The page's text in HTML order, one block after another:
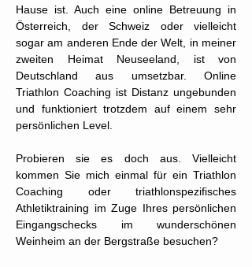
Hause ist. Auch eine online Betreuung in
Österreich, der Schweiz oder vielleicht
sogar am anderen Ende der Welt, in meiner
zweiten Heimat Neuseeland, ist von
Deutschland aus umsetzbar. Online
Triathlon Coaching ist Distanz ungebunden
und funktioniert trotzdem auf einem sehr
persönlichen Level.
Probieren sie es doch aus. Vielleicht
kommen Sie mich einmal für ein Triathlon
Coaching oder triathlonspezifisches
Athletiktraining im Zuge Ihres persönlichen
Eingangschecks im wunderschönen
Weinheim an der Bergstraße besuchen?